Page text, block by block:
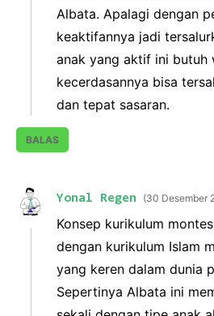
Albata. Apalagi dengan
keaktifannya jadi
anak yang aktif ini butuh
kecerdasannya bisa
dan tepat sasaran.
BALAS
Yonal Regen 30 Desember
Konsep kurikulum
dengan kurikulum Islam
yang keren dalam dunia
Sepertinya Albata ini